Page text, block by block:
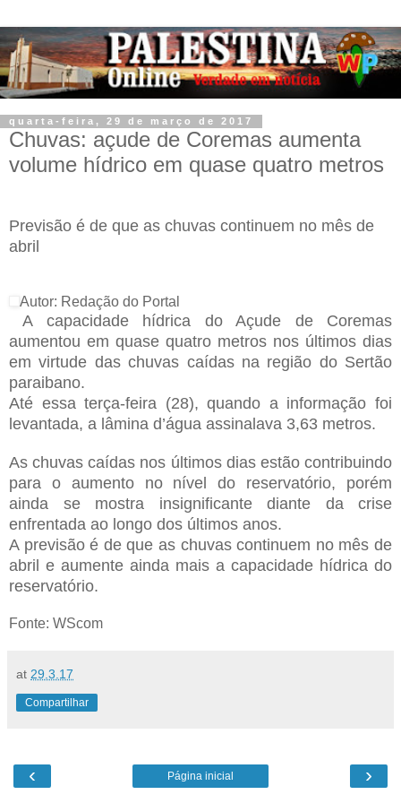
quarta-feira, 29 de março de 2017
Chuvas: açude de Coremas aumenta
volume hídrico em quase quatro metros
Previsão é de que as chuvas continuem no mês de
abril
Autor: Redação do Portal
A capacidade hídrica do Açude de Coremas
aumentou em quase quatro metros nos últimos dias
em virtude das chuvas caídas na região do Sertão
paraibano.
Até essa terça-feira (28), quando a informação foi
levantada, a lâmina d’água assinalava 3,63 metros.
As chuvas caídas nos últimos dias estão contribuindo
para o aumento no nível do reservatório, porém
ainda se mostra insignificante diante da crise
enfrentada ao longo dos últimos anos.
A previsão é de que as chuvas continuem no mês de
abril e aumente ainda mais a capacidade hídrica do
reservatório.
Fonte: WScom
at 29.3.17
Compartilhar
‹ ›
Página inicial